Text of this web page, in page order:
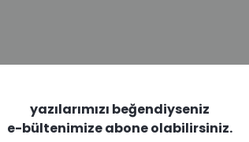
yazılarımızı beğendiyseniz
e-bültenimize abone olabilirsiniz.